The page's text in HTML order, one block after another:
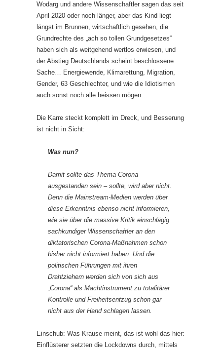
Wodarg und andere Wissenschaftler sagen das seit
April 2020 oder noch länger, aber das Kind liegt
längst im Brunnen, wirtschaftlich gesehen, die
Grundrechte des „ach so tollen Grundgesetzes“
haben sich als weitgehend wertlos erwiesen, und
der Abstieg Deutschlands scheint beschlossene
Sache… Energiewende, Klimarettung, Migration,
Gender, 63 Geschlechter, und wie die Idiotismen
auch sonst noch alle heissen mögen…
Die Karre steckt komplett im Dreck, und Besserung
ist nicht in Sicht:
Was nun?
Damit sollte das Thema Corona
ausgestanden sein – sollte, wird aber nicht.
Denn die Mainstream-Medien werden über
diese Erkenntnis ebenso nicht informieren,
wie sie über die massive Kritik einschlägig
sachkundiger Wissenschaftler an den
diktatorischen Corona-Maßnahmen schon
bisher nicht informiert haben. Und die
politischen Führungen mit ihren
Drahtziehern werden sich von sich aus
„Corona“ als Machtinstrument zu totalitärer
Kontrolle und Freiheitsentzug schon gar
nicht aus der Hand schlagen lassen.
Einschub: Was Krause meint, das ist wohl das hier:
Einflüsterer setzten die Lockdowns durch, mittels